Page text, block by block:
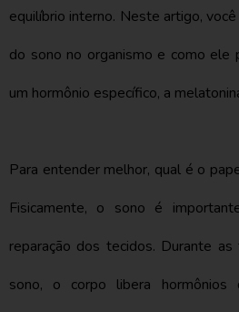
equilíbrio interno. Neste artigo,
do sono no organismo e como ele
um hormônio específico, a
Para entender melhor, qual é o
Fisicamente, o sono é
reparação dos tecidos. Durante
sono, o corpo libera hormônios